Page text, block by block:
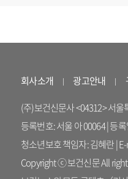
회사소개 광고안내
(주)보건신문사 <04312> 서울
등록번호: 서울 아 00064 | 등
청소년보호 책임자: 김혜란 |
Copyright ⓒ 보건신문 All